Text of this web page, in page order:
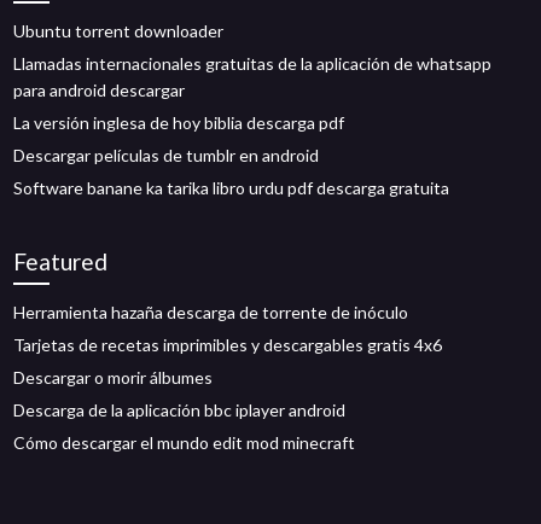
Ubuntu torrent downloader
Llamadas internacionales gratuitas de la aplicación de whatsapp
para android descargar
La versión inglesa de hoy biblia descarga pdf
Descargar películas de tumblr en android
Software banane ka tarika libro urdu pdf descarga gratuita
Featured
Herramienta hazaña descarga de torrente de inóculo
Tarjetas de recetas imprimibles y descargables gratis 4x6
Descargar o morir álbumes
Descarga de la aplicación bbc iplayer android
Cómo descargar el mundo edit mod minecraft